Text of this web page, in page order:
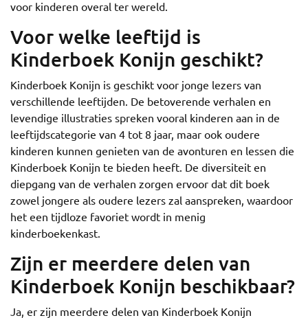
voor kinderen overal ter wereld.
Voor welke leeftijd is
Kinderboek Konijn geschikt?
Kinderboek Konijn is geschikt voor jonge lezers van
verschillende leeftijden. De betoverende verhalen en
levendige illustraties spreken vooral kinderen aan in de
leeftijdscategorie van 4 tot 8 jaar, maar ook oudere
kinderen kunnen genieten van de avonturen en lessen die
Kinderboek Konijn te bieden heeft. De diversiteit en
diepgang van de verhalen zorgen ervoor dat dit boek
zowel jongere als oudere lezers zal aanspreken, waardoor
het een tijdloze favoriet wordt in menig
kinderboekenkast.
Zijn er meerdere delen van
Kinderboek Konijn beschikbaar?
Ja, er zijn meerdere delen van Kinderboek Konijn